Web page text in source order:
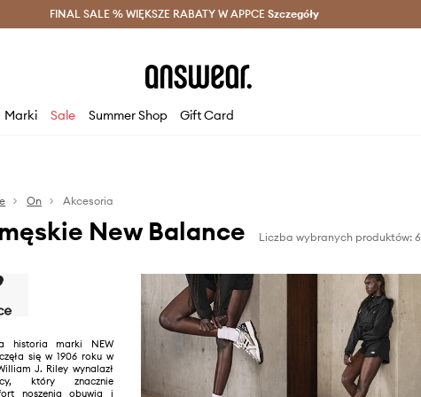
Oszczędzaj z Answear Club > Dostawa nawet w 24h >
FINAL SALE % WIĘKSZE RABATY W APPCE Szczegóły
Marki Sale Summer Shop Gift Card
On Akcesoria
New Balance Liczba wybranych produktów: 6
historia marki NEW
się w 1906 roku w
J. Riley wynalazł
który znacznie
noszenia obuwia i